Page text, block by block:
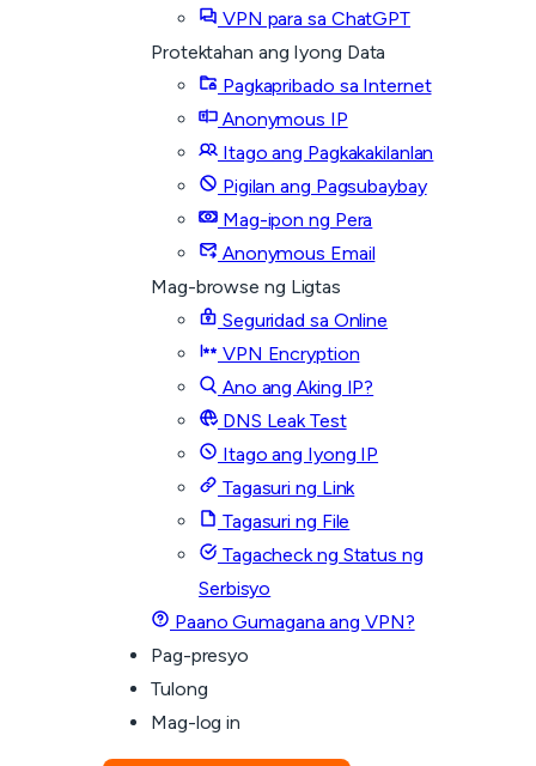
VPN para sa ChatGPT
Protektahan ang Iyong Data
Pagkapribado sa Internet
Anonymous IP
Itago ang Pagkakakilanlan
Pigilan ang Pagsubaybay
Mag-ipon ng Pera
Anonymous Email
Mag-browse ng Ligtas
Seguridad sa Online
VPN Encryption
Ano ang Aking IP?
DNS Leak Test
Itago ang Iyong IP
Tagasuri ng Link
Tagasuri ng File
Tagacheck ng Status ng
Serbisyo
Paano Gumagana ang VPN?
Pag-presyo
Tulong
Mag-log in